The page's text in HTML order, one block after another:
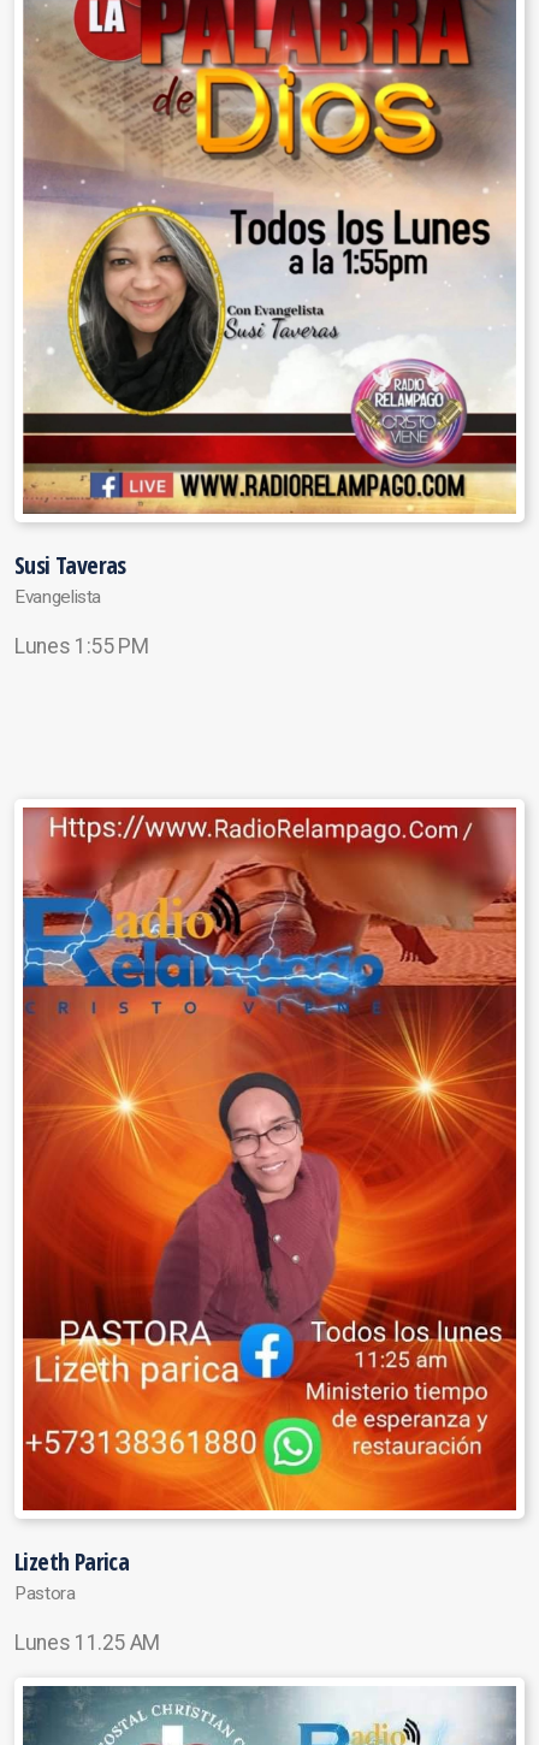
Susi Taveras
Evangelista
Lunes 1:55 PM
Lizeth Parica
Pastora
Lunes 11.25 AM